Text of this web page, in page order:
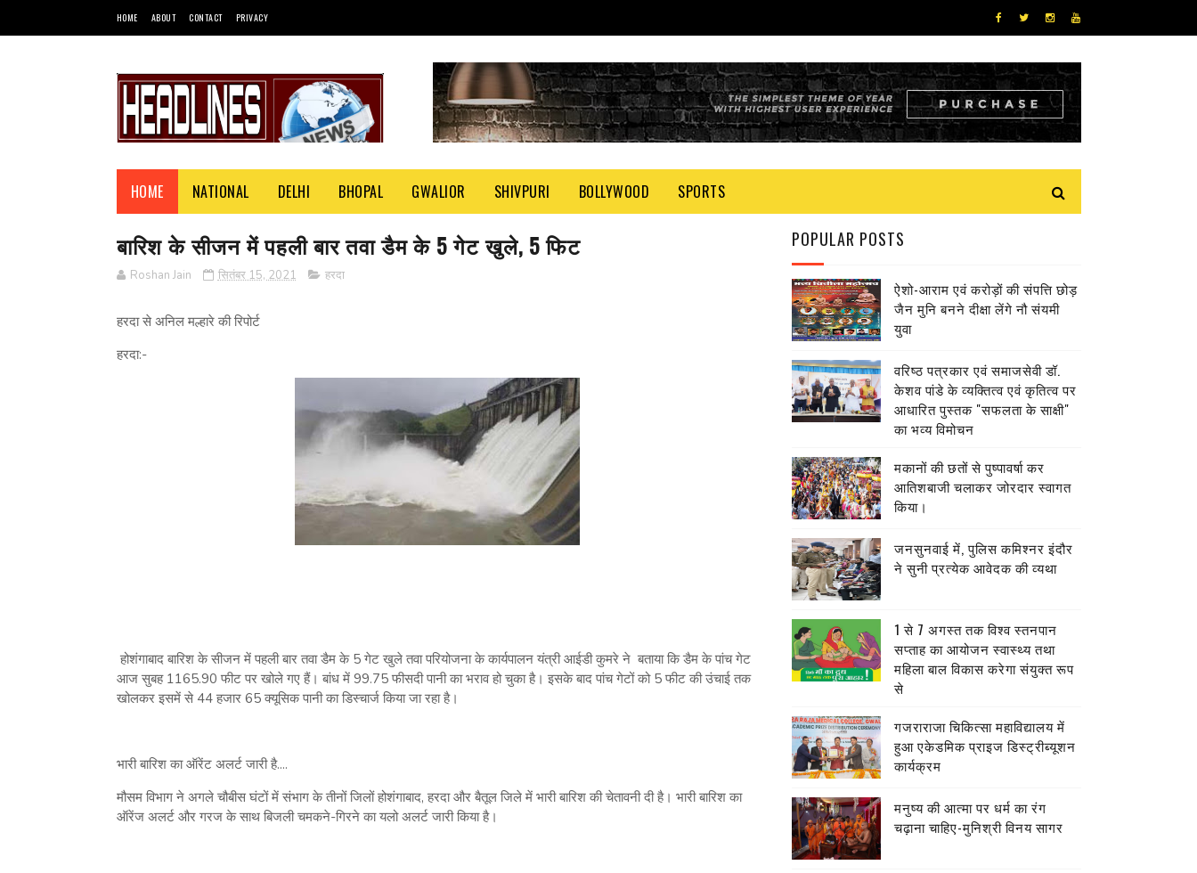
HOME ABOUT CONTACT PRIVACY
HOME NATIONAL DELHI BHOPAL GWALIOR SHIVPURI BOLLYWOOD SPORTS
बारिश के सीजन में पहली बार तवा डैम के 5 गेट खुले, 5 फिट
Roshan Jain सितंबर 15, 2021 हरदा
हरदा से अनिल मल्हारे की रिपोर्ट
हरदा:-
होशंगाबाद बारिश के सीजन में पहली बार तवा डैम के 5 गेट खुले तवा परियोजना के कार्यपालन यंत्री आईडी कुमरे ने बताया कि डैम के पांच गेट
आज सुबह 1165.90 फीट पर खोले गए हैं। बांध में 99.75 फीसदी पानी का भराव हो चुका है। इसके बाद पांच गेटों को 5 फीट की उंचाई तक
खोलकर इसमें से 44 हजार 65 क्यूसिक पानी का डिस्चार्ज किया जा रहा है।
भारी बारिश का ऑरेंट अलर्ट जारी है....
मौसम विभाग ने अगले चौबीस घंटों में संभाग के तीनों जिलों होशंगाबाद, हरदा और बैतूल जिले में भारी बारिश की चेतावनी दी है। भारी बारिश का
ऑरेंज अलर्ट और गरज के साथ बिजली चमकने-गिरने का यलो अलर्ट जारी किया है।
POPULAR POSTS
ऐशो-आराम एवं करोड़ों की संपत्ति छोड़
जैन मुनि बनने दीक्षा लेंगे नौ संयमी
युवा
वरिष्ठ पत्रकार एवं समाजसेवी डॉ.
केशव पांडे के व्यक्तित्व एवं कृतित्व पर
आधारित पुस्तक "सफलता के साक्षी"
का भव्य विमोचन
मकानों की छतों से पुष्पावर्षा कर
आतिशबाजी चलाकर जोरदार स्वागत
किया।
जनसुनवाई में, पुलिस कमिश्नर इंदौर
ने सुनी प्रत्येक आवेदक की व्यथा
1 से 7 अगस्त तक विश्व स्तनपान
सप्ताह का आयोजन स्वास्थ्य तथा
महिला बाल विकास करेगा संयुक्त रूप
से
गजराराजा चिकित्सा महाविद्यालय में
हुआ एकेडमिक प्राइज डिस्ट्रीब्यूशन
कार्यक्रम
मनुष्य की आत्मा पर धर्म का रंग
चढ़ाना चाहिए-मुनिश्री विनय सागर